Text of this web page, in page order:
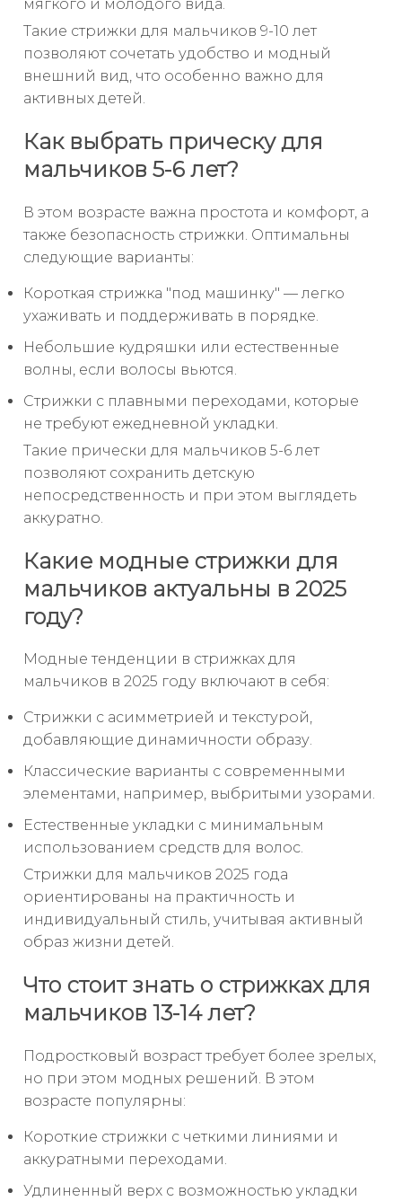
мягкого и молодого вида.
Такие стрижки для мальчиков 9-10 лет
позволяют сочетать удобство и модный
внешний вид, что особенно важно для
активных детей.
Как выбрать прическу для
мальчиков 5-6 лет?
В этом возрасте важна простота и комфорт, а
также безопасность стрижки. Оптимальны
следующие варианты:
Короткая стрижка "под машинку" — легко
ухаживать и поддерживать в порядке.
Небольшие кудряшки или естественные
волны, если волосы вьются.
Стрижки с плавными переходами, которые
не требуют ежедневной укладки.
Такие прически для мальчиков 5-6 лет
позволяют сохранить детскую
непосредственность и при этом выглядеть
аккуратно.
Какие модные стрижки для
мальчиков актуальны в 2025
году?
Модные тенденции в стрижках для
мальчиков в 2025 году включают в себя:
Стрижки с асимметрией и текстурой,
добавляющие динамичности образу.
Классические варианты с современными
элементами, например, выбритыми узорами.
Естественные укладки с минимальным
использованием средств для волос.
Стрижки для мальчиков 2025 года
ориентированы на практичность и
индивидуальный стиль, учитывая активный
образ жизни детей.
Что стоит знать о стрижках для
мальчиков 13-14 лет?
Подростковый возраст требует более зрелых,
но при этом модных решений. В этом
возрасте популярны:
Короткие стрижки с четкими линиями и
аккуратными переходами.
Удлиненный верх с возможностью укладки